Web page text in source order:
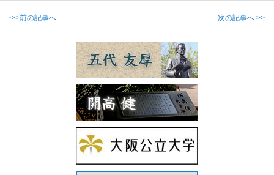
<< 前の記事へ 次の記事へ >>